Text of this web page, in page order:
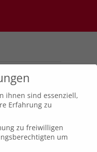
ihnen sind essenziell,
Erfahrung zu
zu freiwilligen
um